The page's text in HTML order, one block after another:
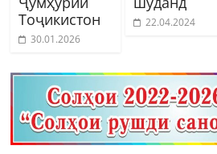
Тоҷикистон
30.01.2026
22.04.2024